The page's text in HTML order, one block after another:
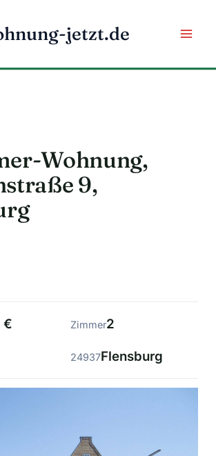
jetzt.de
Wohnung,
9,
€ Zimmer2
24937Flensburg